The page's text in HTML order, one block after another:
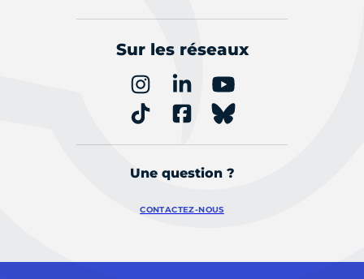
Sur les réseaux
Une question ?
CONTACTEZ-NOUS